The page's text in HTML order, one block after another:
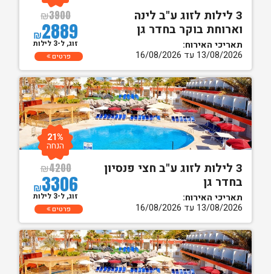
3 לילות לזוג ע"ב לינה
וארוחת בוקר בחדר גן
תאריכי האירוח:
13/08/2026 עד 16/08/2026
₪3900
₪2889
זוג, ל-3 לילות
פרטים
3 לילות לזוג ע"ב חצי פנסיון
בחדר גן
תאריכי האירוח:
13/08/2026 עד 16/08/2026
₪4200
₪3306
21%
הנחה
זוג, ל-3 לילות
פרטים